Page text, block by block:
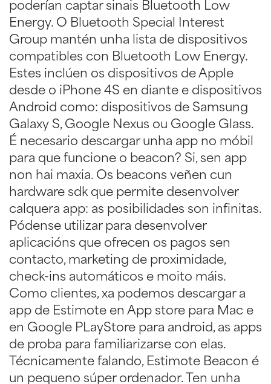
poderían captar sinais Bluetooth Low
Energy. O Bluetooth Special Interest
Group mantén unha lista de dispositivos
compatibles con Bluetooth Low Energy.
Estes inclúen os dispositivos de Apple
desde o iPhone 4S en diante e dispositivos
Android como: dispositivos de Samsung
Galaxy S, Google Nexus ou Google Glass.
É necesario descargar unha app no móbil
para que funcione o beacon? Si, sen app
non hai maxia. Os beacons veñen cun
hardware sdk que permite desenvolver
calquera app: as posibilidades son infinitas.
Pódense utilizar para desenvolver
aplicacións que ofrecen os pagos sen
contacto, marketing de proximidade,
check-ins automáticos e moito máis.
Como clientes, xa podemos descargar a
app de Estimote en App store para Mac e
en Google PLayStore para android, as apps
de proba para familiarizarse con elas.
Técnicamente falando, Estimote Beacon é
un pequeno súper ordenador. Ten unha